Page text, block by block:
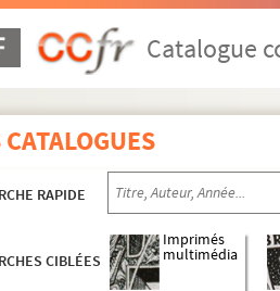
Catalogue
CATALOGUES
RAPIDE
CIBLÉES
Imprimés
multimédia